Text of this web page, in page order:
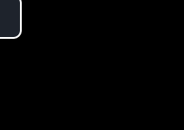
Video